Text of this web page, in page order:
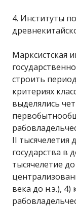
4. Институты
Марксистская
строить
критериях
выделялись
II тысячелетия
государства в
тысячелетие до
века до н.э.), 4)